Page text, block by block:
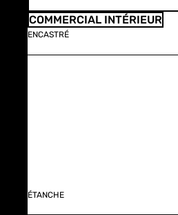
COMMERCIAL INTÉRIEUR
ENCASTRÉ
ÉTANCHE